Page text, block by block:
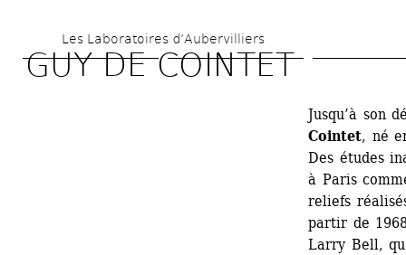
to
main
Les Laboratoires d’Aubervilliers
GUY DE COINTET
Jusqu’à son
Cointet, né
Des études
à Paris
reliefs
partir de
Larry Bell,